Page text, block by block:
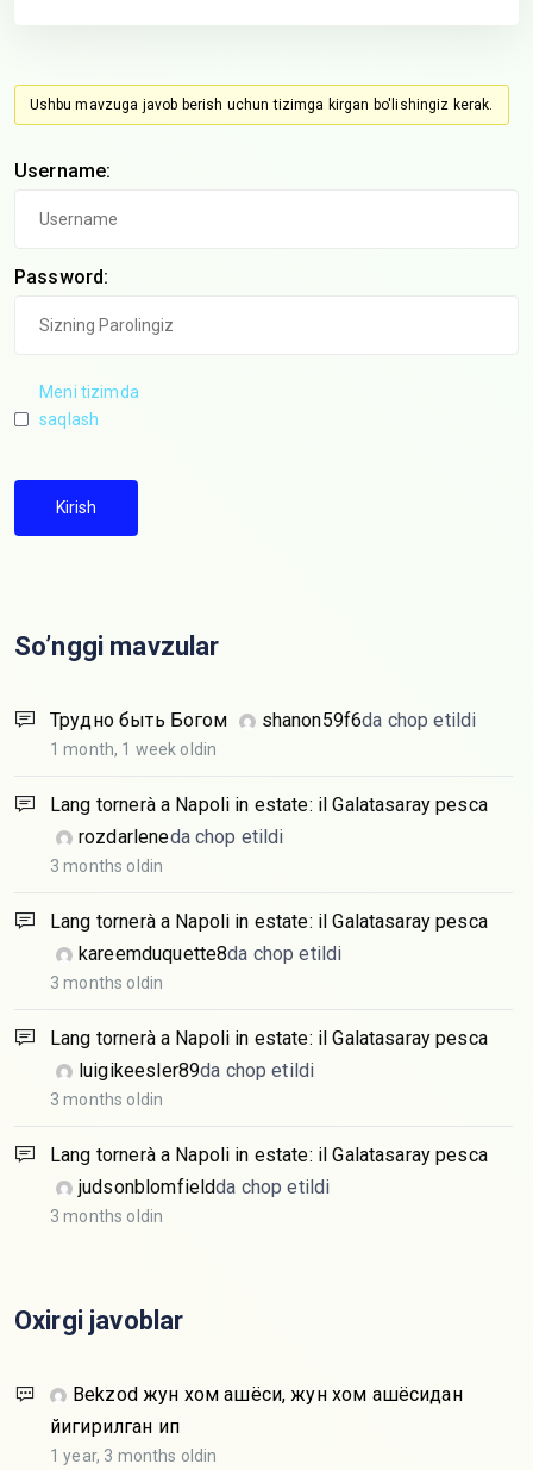
Ushbu mavzuga javob berish uchun tizimga kirgan bo'lishingiz kerak.
Username:
Password:
Meni tizimda
saqlash
Kirish
So’nggi mavzular
Трудно быть Богом shanon59f6da chop etildi
1 month, 1 week oldin
Lang tornerà a Napoli in estate: il Galatasaray pesca
rozdarleneda chop etildi
3 months oldin
Lang tornerà a Napoli in estate: il Galatasaray pesca
kareemduquette8da chop etildi
3 months oldin
Lang tornerà a Napoli in estate: il Galatasaray pesca
luigikeesler89da chop etildi
3 months oldin
Lang tornerà a Napoli in estate: il Galatasaray pesca
judsonblomfieldda chop etildi
3 months oldin
Oxirgi javoblar
Bekzod жун хом ашёси, жун хом ашёсидан
йигирилган ип
1 year, 3 months oldin